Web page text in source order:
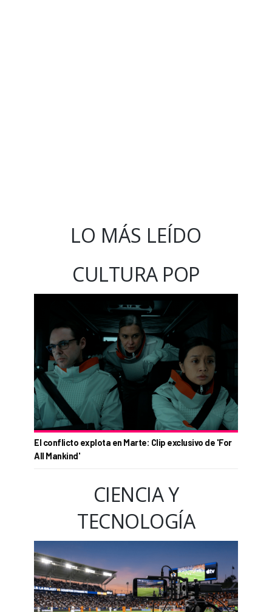
LO MÁS LEÍDO
CULTURA POP
El conflicto explota en Marte: Clip exclusivo de 'For
All Mankind'
CIENCIA Y
TECNOLOGÍA